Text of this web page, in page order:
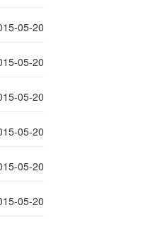
05-20
05-20
05-20
05-20
05-20
05-20